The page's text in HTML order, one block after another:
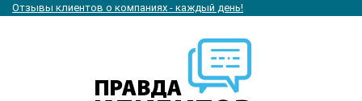
Отзывы клиентов о компаниях - каждый день!